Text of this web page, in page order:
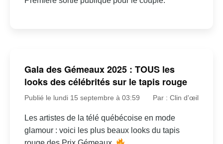
Gala des Gémeaux 2025 : TOUS les
looks des célébrités sur le tapis rouge
Publié le lundi 15 septembre à 03:59 Par : Clin d'œil
Les artistes de la télé québécoise en mode
glamour : voici les plus beaux looks du tapis